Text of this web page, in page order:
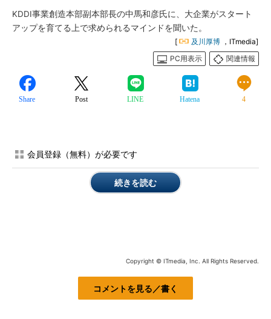
KDDI事業創造本部副本部長の中馬和彦氏に、大企業がスタート
アップを育てる上で求められるマインドを聞いた。
[ 及川厚博 ，ITmedia]
PC用表示
関連情報
Share Post LINE Hatena 4
会員登録（無料）が必要です
続きを読む
Copyright © ITmedia, Inc. All Rights Reserved.
コメントを見る／書く